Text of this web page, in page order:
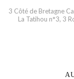
3 Côté de Bretagne
La Tatihou n°3, 3